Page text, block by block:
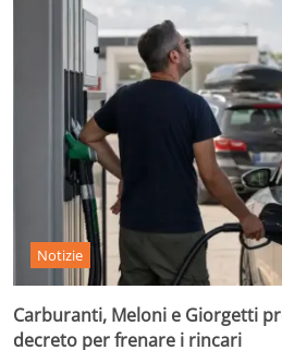
Notizie
Carburanti, Meloni e Giorgetti
decreto per frenare i rincari